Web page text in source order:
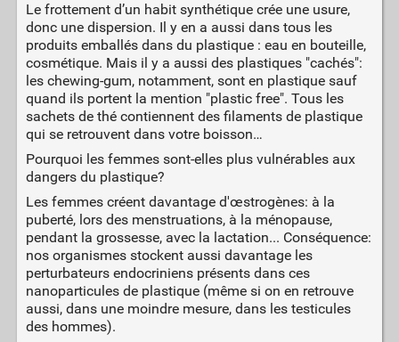
Le frottement d’un habit synthétique crée une usure,
donc une dispersion. Il y en a aussi dans tous les
produits emballés dans du plastique : eau en bouteille,
cosmétique. Mais il y a aussi des plastiques "cachés":
les chewing-gum, notamment, sont en plastique sauf
quand ils portent la mention "plastic free". Tous les
sachets de thé contiennent des filaments de plastique
qui se retrouvent dans votre boisson…
Pourquoi les femmes sont-elles plus vulnérables aux
dangers du plastique?
Les femmes créent davantage d'œstrogènes: à la
puberté, lors des menstruations, à la ménopause,
pendant la grossesse, avec la lactation... Conséquence:
nos organismes stockent aussi davantage les
perturbateurs endocriniens présents dans ces
nanoparticules de plastique (même si on en retrouve
aussi, dans une moindre mesure, dans les testicules
des hommes).